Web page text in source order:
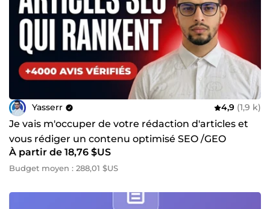
Yasserr 4,9 (1,9 k)
Je vais m'occuper de votre rédaction d'articles et
vous rédiger un contenu optimisé SEO /GEO
À partir de 18,76 $US
Budget moyen : 288,01 $US